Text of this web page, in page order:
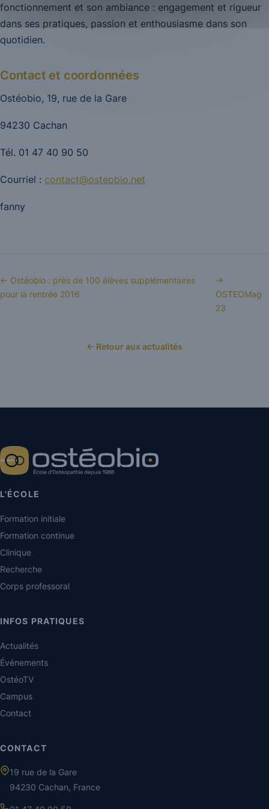
fonctionnement et son ambiance : engagement et rigueur
dans ses pratiques, passion et enthousiasme dans son
quotidien.
Contact et coordonnées
Ostéobio, 19, rue de la Gare
94230 Cachan
Tél. 01 47 40 90 50
Courriel : contact@osteobio.net
fanny
← Ostéobio : près de 100 élèves supplémentaires
pour la rentrée 2016
→
OSTEOMag
23
← Retour aux actualités
L'ÉCOLE
Formation initiale
Formation continue
Clinique
Recherche
Corps professoral
INFOS PRATIQUES
Actualités
Événements
OstéoTV
Campus
Contact
CONTACT
19 rue de la Gare
94230 Cachan, France